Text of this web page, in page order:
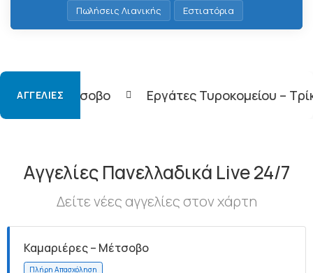
Πωλήσεις Λιανικής
Εστιατόρια
ΑΓΓΕΛΊΕΣΕργάτες Τυροκομείου – Τρίκαλα
Αγγελίες Πανελλαδικά Live 24/7
Δείτε νέες αγγελίες στον χάρτη
Καμαριέρες – Μέτσοβο